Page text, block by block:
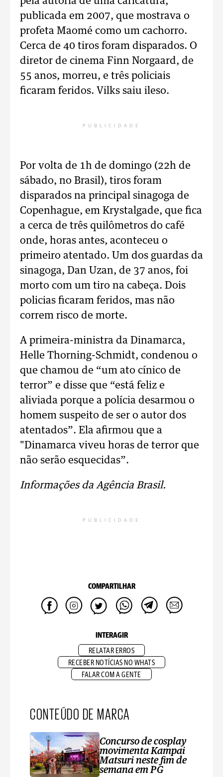
publicada em 2007, que mostrava o
profeta Maomé como um cachorro.
Cerca de 40 tiros foram disparados. O
diretor de cinema Finn Norgaard, de
55 anos, morreu, e três policiais
ficaram feridos. Vilks saiu ileso.
PUBLICIDADE
Por volta de 1h de domingo (22h de
sábado, no Brasil), tiros foram
disparados na principal sinagoga de
Copenhague, em Krystalgade, que fica
a cerca de três quilômetros do café
onde, horas antes, aconteceu o
primeiro atentado. Um dos guardas da
sinagoga, Dan Uzan, de 37 anos, foi
morto com um tiro na cabeça. Dois
policias ficaram feridos, mas não
correm risco de morte.
A primeira-ministra da Dinamarca,
Helle Thorning-Schmidt, condenou o
que chamou de “um ato cínico de
terror” e disse que “está feliz e
aliviada porque a polícia desarmou o
homem suspeito de ser o autor dos
atentados”. Ela afirmou que a
"Dinamarca viveu horas de terror que
não serão esquecidas”.
Informações da Agência Brasil.
PUBLICIDADE
COMPARTILHAR
INTERAGIR
RELATAR ERROS
RECEBER NOTÍCIAS NO WHATS
FALAR COM A GENTE
CONTEÚDO DE MARCA
Concurso de cosplay
movimenta Kampai
Matsuri neste fim de
semana em PG